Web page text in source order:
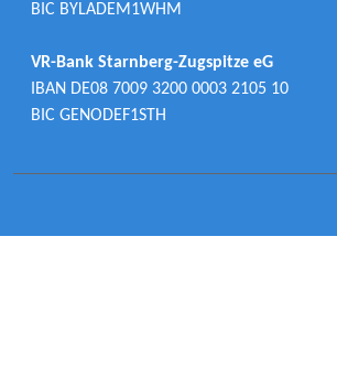
BIC BYLADEM1WHM
VR-Bank Starnberg-Zugspitze eG
IBAN DE08 7009 3200 0003 2105 10
BIC GENODEF1STH